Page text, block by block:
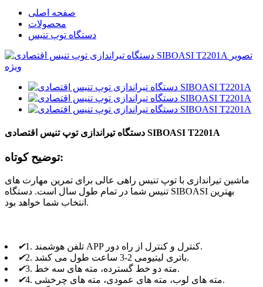
صفحه اصلی
محصولات
دستگاه توپ تنیس
دستگاه تیراندازی توپ تنیس اقتصادی SIBOASI T2201A
توضیح کوتاه:
ماشین تیراندازی با توپ تنیس راهی عالی برای تمرین مهارت های
تنیس شما در تمام طول سال است. دستگاه SIBOASI بهترین
انتخاب شما خواهد بود.
✔
1. تلفن هوشمند APP کنترل و کنترل از راه دور.
✔
2. باتری لیتیومی 2-3 ساعت طول می کشد.
✔
3. مته دو خط گسترده، مته های سه خط.
✔
4. مته های لوب، مته های عمودی، مته های چرخشی.